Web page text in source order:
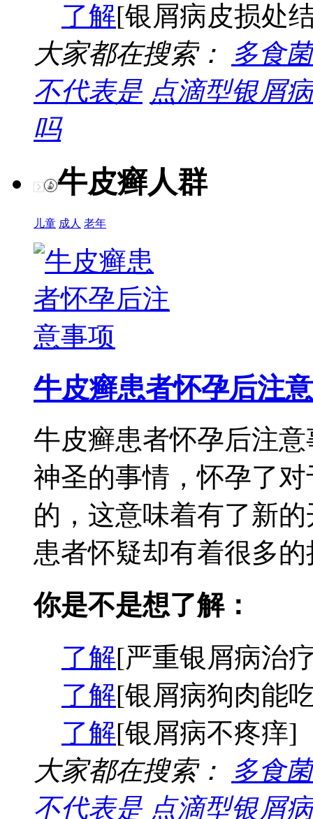
了解[银屑病皮损处
大家都在搜索：
多食
不代表是 点滴型银屑
吗
牛皮癣人群
儿童 成人 老年
牛皮癣患者怀孕后注意
牛皮癣患者怀孕后注
神圣的事情，怀孕了
的，这意味着有了新
患者怀疑却有着很多
你是不是想了解：
了解[严重银屑病治
了解[银屑病狗肉能
了解[银屑病不疼痒]
大家都在搜索：
多食
不代表是 点滴型银屑